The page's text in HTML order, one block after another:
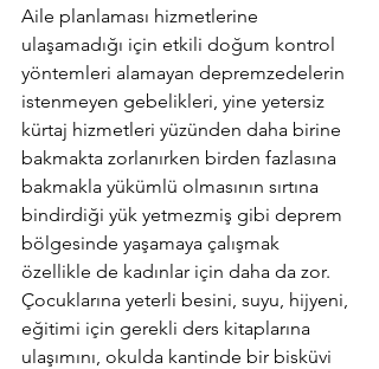
Aile planlaması hizmetlerine
ulaşamadığı için etkili doğum kontrol
yöntemleri alamayan depremzedelerin
istenmeyen gebelikleri, yine yetersiz
kürtaj hizmetleri yüzünden daha birine
bakmakta zorlanırken birden fazlasına
bakmakla yükümlü olmasının sırtına
bindirdiği yük yetmezmiş gibi deprem
bölgesinde yaşamaya çalışmak
özellikle de kadınlar için daha da zor.
Çocuklarına yeterli besini, suyu, hijyeni,
eğitimi için gerekli ders kitaplarına
ulaşımını, okulda kantinde bir bisküvi